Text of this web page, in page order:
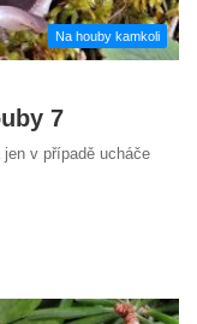
Na houby kamkoli
7
v případě ucháče